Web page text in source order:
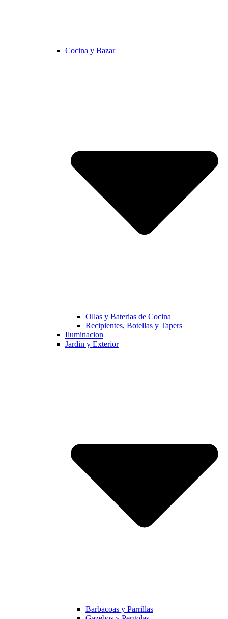
Cocina y Bazar
Ollas y Baterias de Cocina
Recipientes, Botellas y Tapers
Iluminacion
Jardin y Exterior
Barbacoas y Parrillas